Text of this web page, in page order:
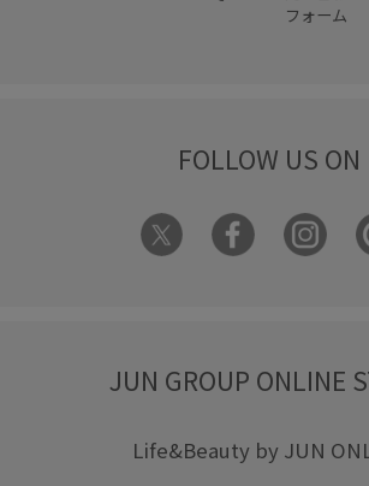
フォーム
FOLLOW US ON
JUN GROUP ONLINE
Life&Beauty by JUN